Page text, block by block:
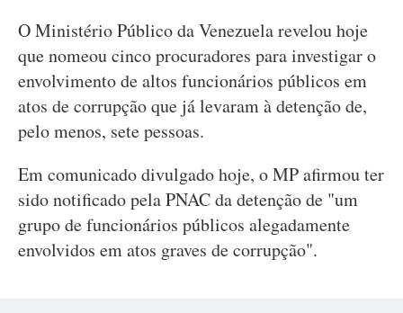
O Ministério Público da Venezuela revelou hoje
que nomeou cinco procuradores para investigar o
envolvimento de altos funcionários públicos em
atos de corrupção que já levaram à detenção de,
pelo menos, sete pessoas.
Em comunicado divulgado hoje, o MP afirmou ter
sido notificado pela PNAC da detenção de "um
grupo de funcionários públicos alegadamente
envolvidos em atos graves de corrupção".